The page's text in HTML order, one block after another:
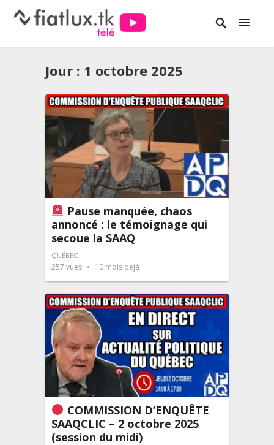
Jour : 1 octobre 2025
Pause manquée, chaos
annoncé : le témoignage qui
secoue la SAAQ
QUÉBEC
257 vues 10 mois déjà
COMMISSION D’ENQUÊTE
SAAQCLIC – 2 octobre 2025
(session du midi)